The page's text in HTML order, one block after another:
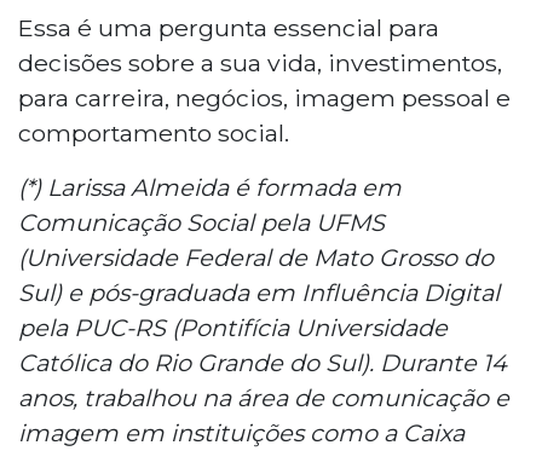
Essa é uma pergunta essencial para
decisões sobre a sua vida, investimentos,
para carreira, negócios, imagem pessoal e
comportamento social.
(*) Larissa Almeida é formada em
Comunicação Social pela UFMS
(Universidade Federal de Mato Grosso do
Sul) e pós-graduada em Influência Digital
pela PUC-RS (Pontifícia Universidade
Católica do Rio Grande do Sul). Durante 14
anos, trabalhou na área de comunicação e
imagem em instituições como a Caixa